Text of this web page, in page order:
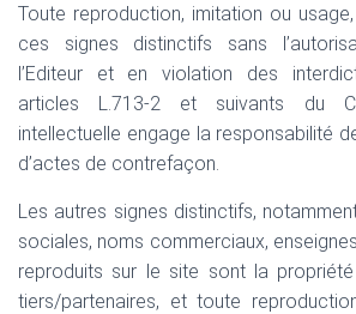
Toute reproduction, imitation ou
ces signes distinctifs sans
l’Editeur et en violation des
articles L.713-2 et suivants du
intellectuelle engage la responsabilité
d’actes de contrefaçon.
Les autres signes distinctifs,
sociales, noms commerciaux,
reproduits sur le site sont la
tiers/partenaires, et toute